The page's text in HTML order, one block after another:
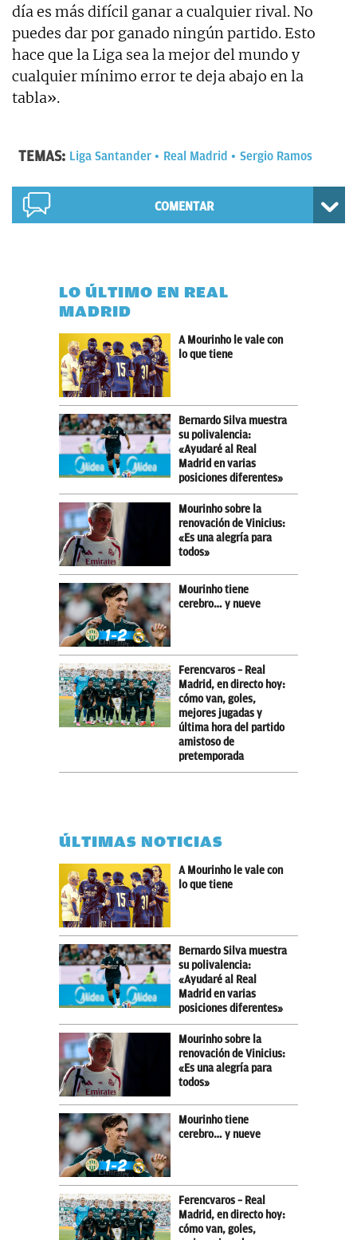
día es más difícil ganar a cualquier rival. No
puedes dar por ganado ningún partido. Esto
hace que la Liga sea la mejor del mundo y
cualquier mínimo error te deja abajo en la
tabla».
TEMAS: Liga Santander Real Madrid Sergio Ramos
COMENTAR
LO ÚLTIMO EN REAL
MADRID
A Mourinho le vale con
lo que tiene
Bernardo Silva muestra
su polivalencia:
«Ayudaré al Real
Madrid en varias
posiciones diferentes»
Mourinho sobre la
renovación de Vinicius:
«Es una alegría para
todos»
Mourinho tiene
cerebro… y nueve
Ferencvaros – Real
Madrid, en directo hoy:
cómo van, goles,
mejores jugadas y
última hora del partido
amistoso de
pretemporada
ÚLTIMAS NOTICIAS
A Mourinho le vale con
lo que tiene
Bernardo Silva muestra
su polivalencia:
«Ayudaré al Real
Madrid en varias
posiciones diferentes»
Mourinho sobre la
renovación de Vinicius:
«Es una alegría para
todos»
Mourinho tiene
cerebro… y nueve
Ferencvaros – Real
Madrid, en directo hoy:
cómo van, goles,